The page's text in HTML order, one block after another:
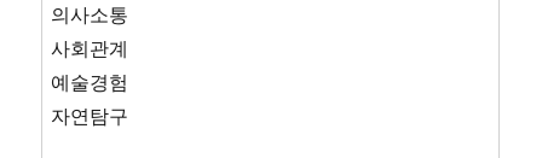
의사소통
사회관계
예술경험
자연탐구